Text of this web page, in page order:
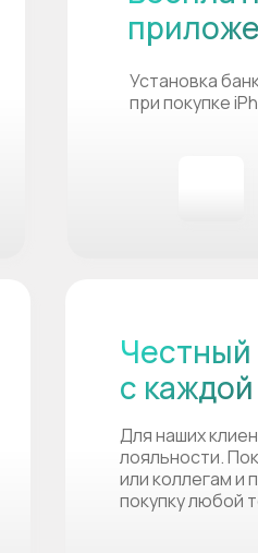
Установка
при покупке
Для наших
лояльности.
или коллегам и
покупку любой
Честный
с